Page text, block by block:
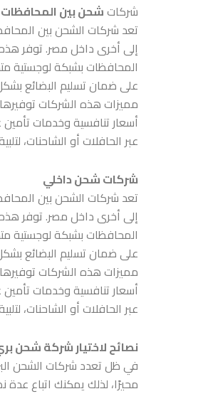
شركاتشحن بين المحافظات
تعد شركات الشحن بين
إلى أخرى داخل مصر. توفر
المحافظات بشبكة لوجستية
على ضمان تسليم البضائع
مميزات هذه الشركات
أسعار تنافسية وخدمات
عبر الحافلات أو الشاحنات،
شركات شحن داخلي
تعد شركات الشحن بين
إلى أخرى داخل مصر. توفر
المحافظات بشبكة لوجستية
على ضمان تسليم البضائع
مميزات هذه الشركات
أسعار تنافسية وخدمات
عبر الحافلات أو الشاحنات،
نصائح لاختيار شركة شحن
في ظل تعدد شركات الشحن
محيرًا، لذلك يمكنك اتباع